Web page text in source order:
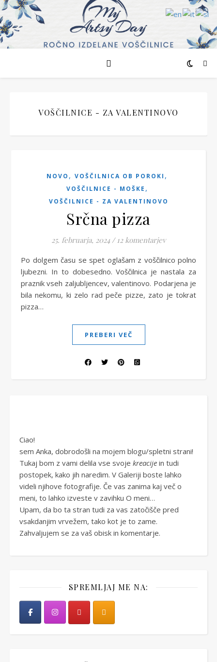
VOŠČILNICE - ZA VALENTINOVO
NOVO , VOŠČILNICA OB POROKI ,
VOŠČILNICE - MOŠKE ,
VOŠČILNICE - ZA VALENTINOVO
Srčna pizza
25. februarja, 2024 / 12 komentarjev
Po dolgem času se spet oglašam z voščilnico polno
ljubezni. In to dobesedno. Voščilnica je nastala za
praznik vseh zaljubljencev, valentinovo. Podarjena je
bila nekomu, ki zelo rad peče pizze, zato je tokrat
pizza…
PREBERI VEČ
Ciao!
sem Anka, dobrodošli na mojem blogu/spletni strani!
Tukaj bom z vami delila vse svoje kreacije in tudi
postopek, kako jih naredim. V Galeriji boste lahko
videli njihove fotografije. Če vas zanima kaj več o
meni, to lahko izveste v zavihku O meni…
Upam, da bo ta stran tudi za vas zatočišče pred
vsakdanjim vrvežem, tako kot je to zame.
Zahvaljujem se za vaš obisk in komentarje.
SPREMLJAJ ME NA: